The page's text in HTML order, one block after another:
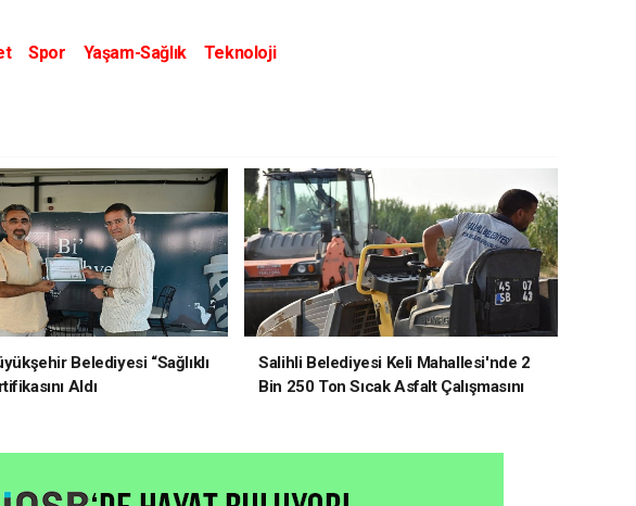
Spor Yaşam-Sağlık
Teknoloji
Belediyesi “Sağlıklı
Aldı
Salihli Belediyesi Keli Mahallesi'nde 2
Bin 250 Ton Sıcak Asfalt Çalışmasını